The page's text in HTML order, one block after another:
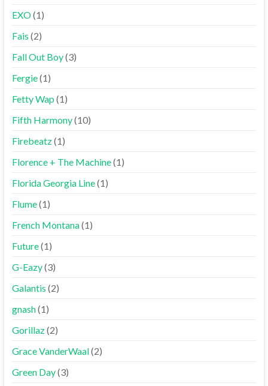
EXO(1)
Fais (2)
Fall Out Boy(3)
Fergie(1)
Fetty Wap (1)
Fifth Harmony(10)
Firebeatz(1)
Florence + The Machine(1)
Florida Georgia Line(1)
Flume(1)
French Montana(1)
Future(1)
G-Eazy(3)
Galantis (2)
gnash(1)
Gorillaz(2)
Grace VanderWaal(2)
Green Day(3)